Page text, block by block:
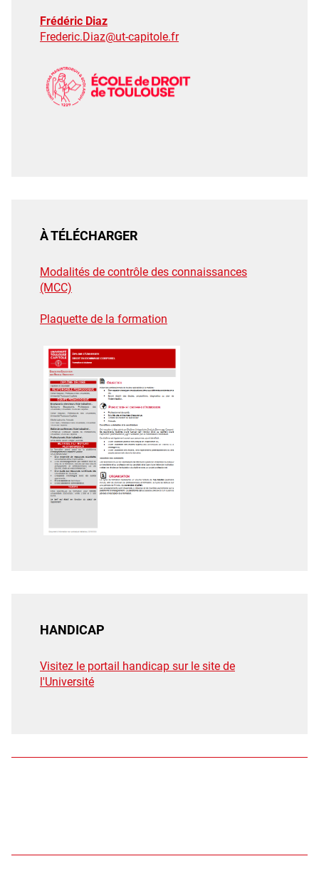
Frédéric Diaz
Frederic.Diaz@ut-capitole.fr
À TÉLÉCHARGER
Modalités de contrôle des connaissances
(MCC)
Plaquette de la formation
HANDICAP
Visitez le portail handicap sur le site de
l'Université